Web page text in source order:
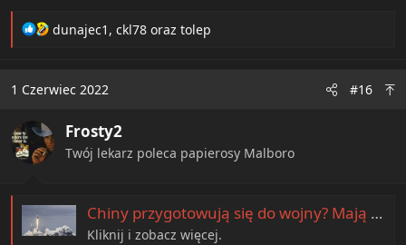
R
t
o
n
dunajec1 , ckl78 oraz tolep
1 Czerwiec 2022 #16
Frosty2
Twój lekarz poleca papierosy Malboro
Chiny przygotowują się do wojny? Mają plany zniszczenia satelitów Muska
Kliknij i zobacz więcej.